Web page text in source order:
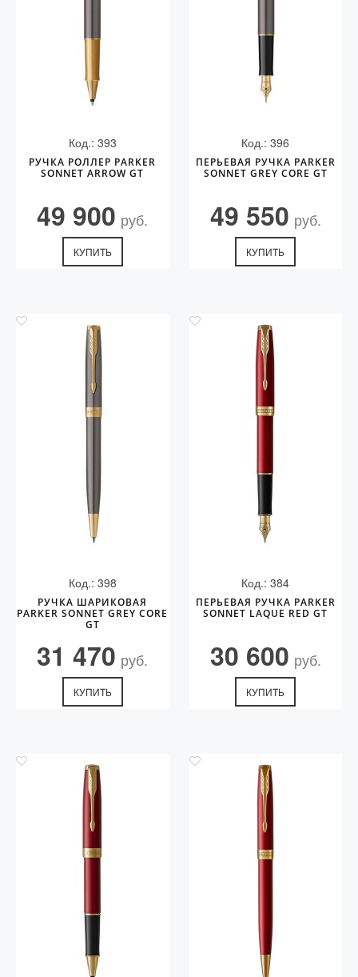
Код.: 393
РУЧКА РОЛЛЕР PARKER
SONNET ARROW GT
49 900 руб.
КУПИТЬ
Код.: 396
ПЕРЬЕВАЯ РУЧКА PARKER
SONNET GREY CORE GT
49 550 руб.
КУПИТЬ
Код.: 398
РУЧКА ШАРИКОВАЯ
PARKER SONNET GREY CORE
GT
31 470 руб.
КУПИТЬ
Код.: 384
ПЕРЬЕВАЯ РУЧКА PARKER
SONNET LAQUE RED GT
30 600 руб.
КУПИТЬ